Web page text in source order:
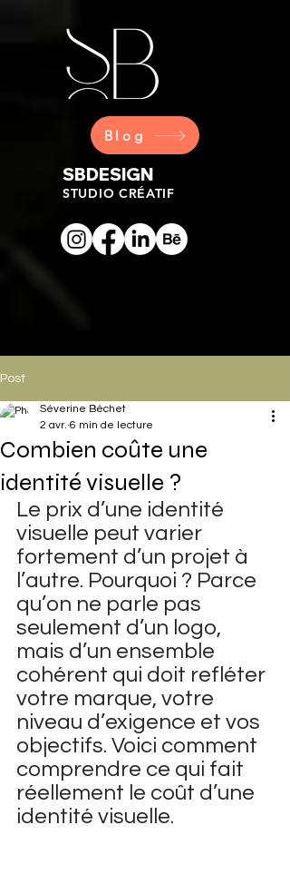
SBDESIGN
STUDIO CRÉATIF
Blog
Post
Combien coûte une
identité visuelle ?
Séverine Béchet
2 avr. 6 min de lecture
Le prix d’une identité
visuelle peut varier
fortement d’un projet à
l’autre. Pourquoi ? Parce
qu’on ne parle pas
seulement d’un logo,
mais d’un ensemble
cohérent qui doit refléter
votre marque, votre
niveau d’exigence et vos
objectifs. Voici comment
comprendre ce qui fait
réellement le coût d’une
identité visuelle.